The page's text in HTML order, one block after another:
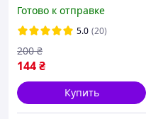
Готово к отправке
5.0 (20)
144₴
200 ₴
Купить